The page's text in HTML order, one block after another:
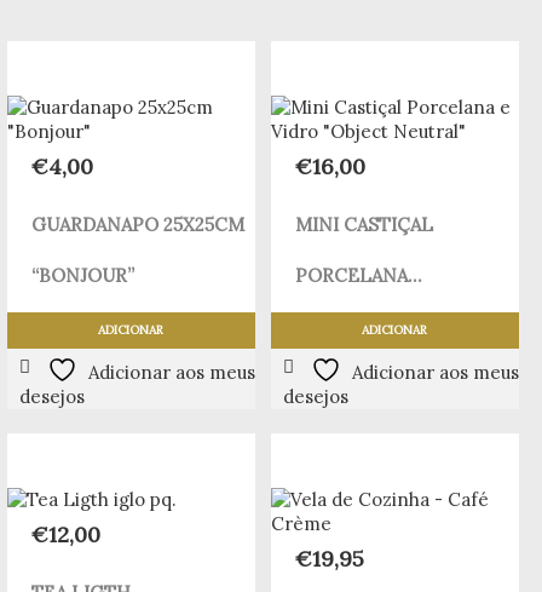
€4,00
GUARDANAPO 25X25CM
“BONJOUR”
ADICIONAR
Adicionar aos meus
desejos
€16,00
MINI CASTIÇAL
PORCELANA...
ADICIONAR
Adicionar aos meus
desejos
€12,00
€19,95